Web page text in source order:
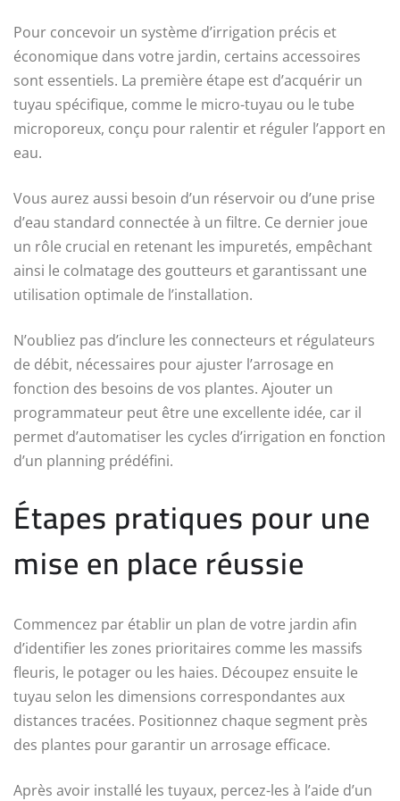
Pour concevoir un système d’irrigation précis et
économique dans votre jardin, certains accessoires
sont essentiels. La première étape est d’acquérir un
tuyau spécifique, comme le micro-tuyau ou le tube
microporeux, conçu pour ralentir et réguler l’apport en
eau.
Vous aurez aussi besoin d’un réservoir ou d’une prise
d’eau standard connectée à un filtre. Ce dernier joue
un rôle crucial en retenant les impuretés, empêchant
ainsi le colmatage des goutteurs et garantissant une
utilisation optimale de l’installation.
N’oubliez pas d’inclure les connecteurs et régulateurs
de débit, nécessaires pour ajuster l’arrosage en
fonction des besoins de vos plantes. Ajouter un
programmateur peut être une excellente idée, car il
permet d’automatiser les cycles d’irrigation en fonction
d’un planning prédéfini.
Étapes pratiques pour une
mise en place réussie
Commencez par établir un plan de votre jardin afin
d’identifier les zones prioritaires comme les massifs
fleuris, le potager ou les haies. Découpez ensuite le
tuyau selon les dimensions correspondantes aux
distances tracées. Positionnez chaque segment près
des plantes pour garantir un arrosage efficace.
Après avoir installé les tuyaux, percez-les à l’aide d’un